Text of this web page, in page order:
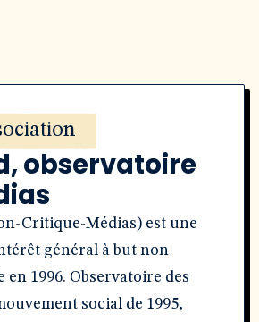
observatoire
Critique-Médias) est une
général à but non
1996. Observatoire des
social de 1995,